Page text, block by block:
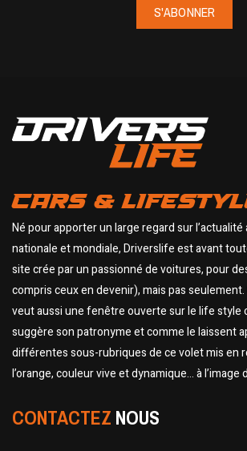
S'ABONNER
CARS &
Né pour apporter un large regard sur
nationale et mondiale, Driverslife est avant
site crée par un passionné de voitures, pour
compris ceux en devenir), mais pas
veut aussi une fenêtre ouverte sur le life style
suggère son patronyme et comme le laissent
différentes sous-rubriques de ce volet mis en
l’orange, couleur vive et dynamique… à l’image
CONTACTEZ NOUS